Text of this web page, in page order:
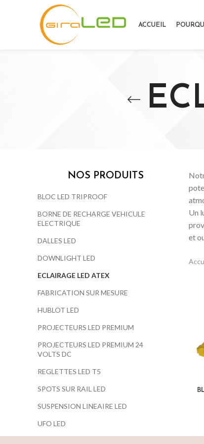
ACCUEIL
NOS PRODUITS
BLOC LED TRIPROOF
BORNE DE RECHARGE VEHICULE
ELECTRIQUE
DALLES LED
DOWNLIGHT LED
ECLAIRAGE LED ATEX
FABRICATION SUR MESURE
HUBLOT LED
PROJECTEURS LED PREMIUM
PROJECTEURS LED PREMIUM 24
VOLTS DC
REGLETTES LED T5
SPOTS SUR RAIL LED
SUSPENSION LINEAIRE LED
UFO LED
Un
et